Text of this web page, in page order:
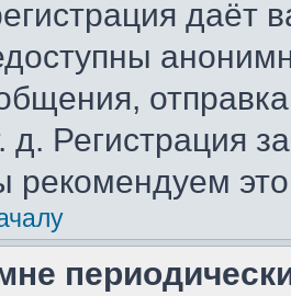
даёт
д. Регистрация
рекомендуем